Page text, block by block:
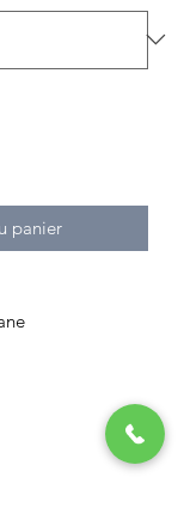
panier